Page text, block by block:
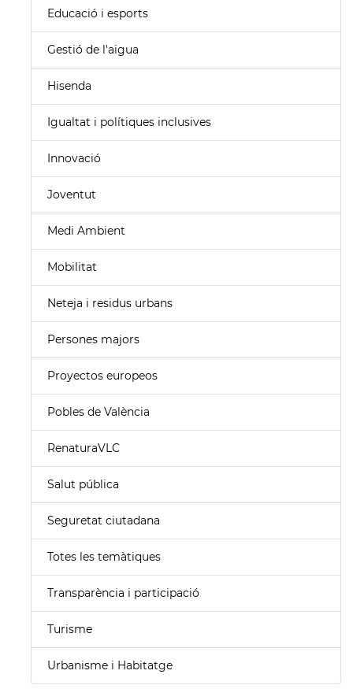
Educació i esports
Gestió de l'aigua
Hisenda
Igualtat i polítiques inclusives
Innovació
Joventut
Medi Ambient
Mobilitat
Neteja i residus urbans
Persones majors
Proyectos europeos
Pobles de València
RenaturaVLC
Salut pública
Seguretat ciutadana
Totes les temàtiques
Transparència i participació
Turisme
Urbanisme i Habitatge